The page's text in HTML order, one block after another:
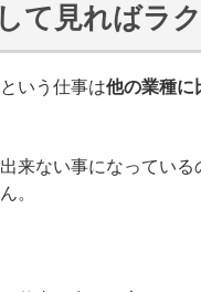
て見ればラ
いう仕事は他の業種に
来ない事になってい
。